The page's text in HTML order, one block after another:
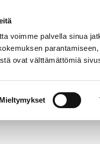
voimme palvella sinua
ovat välttämättömiä
Mieltymykset